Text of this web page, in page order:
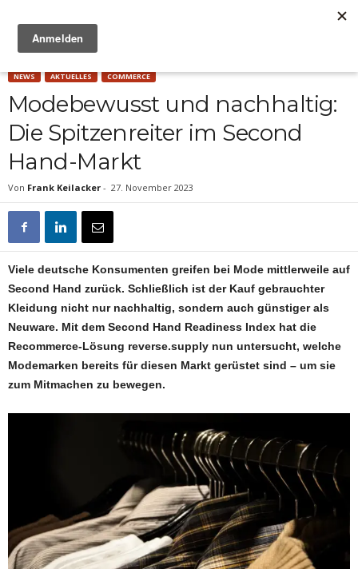
NEWS AKTUELLES COMMERCE
Modebewusst und nachhaltig:
Die Spitzenreiter im Second
Hand-Markt
Von Frank Keilacker - 27. November 2023
Viele deutsche Konsumenten greifen bei Mode mittlerweile auf
Second Hand zurück. Schließlich ist der Kauf gebrauchter
Kleidung nicht nur nachhaltig, sondern auch günstiger als
Neuware. Mit dem Second Hand Readiness Index hat die
Recommerce-Lösung reverse.supply nun untersucht, welche
Modemarken bereits für diesen Markt gerüstet sind – um sie
zum Mitmachen zu bewegen.